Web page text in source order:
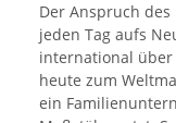
Der Anspruch
jeden Tag aufs
international über
heute zum
ein